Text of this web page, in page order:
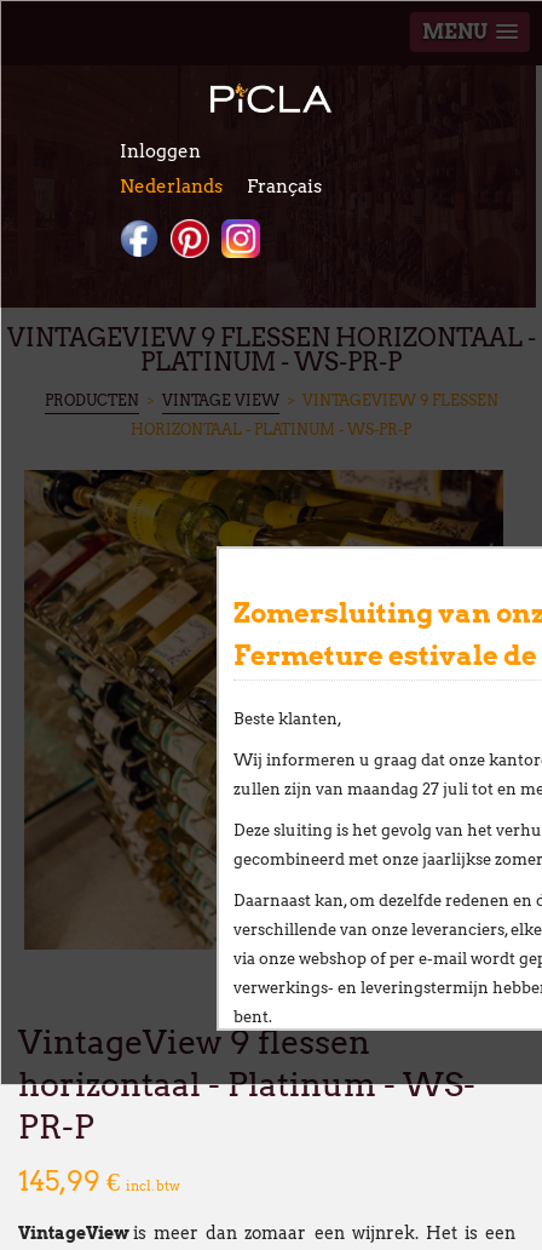
MENU
Overslaan en naar de inhoud gaan
Inloggen
Nederlands
Français
VINTAGEVIEW 9 FLESSEN HORIZONTAAL -
PLATINUM - WS-PR-P
U BENT HIER
PRODUCTEN > VINTAGE VIEW> VINTAGEVIEW 9 FLESSEN
HORIZONTAAL - PLATINUM - WS-PR-P
VintageView 9 flessen
horizontaal - Platinum - WS-
PR-P
145,99 € incl. btw
VintageViewis meer dan zomaar een wijnrek. Het is een
Zomersluiting van
Fermeture estivale
Beste klanten,
Wij informeren u graag dat onze
zullen zijn vanmaandag 27 juli tot en
Deze sluiting is het gevolg van het
gecombineerd met onzejaarlijkse
Daarnaast kan, om dezelfde redenen
verschillende van onze leveranciers,
via onze webshop of per e-mailwordt
verwerkings- en leveringstermijn
bent.
Wij stellen alles in het werk om deze
te beperken en danken u oprecht voor
1601 Sint-Pieters-Leeuw